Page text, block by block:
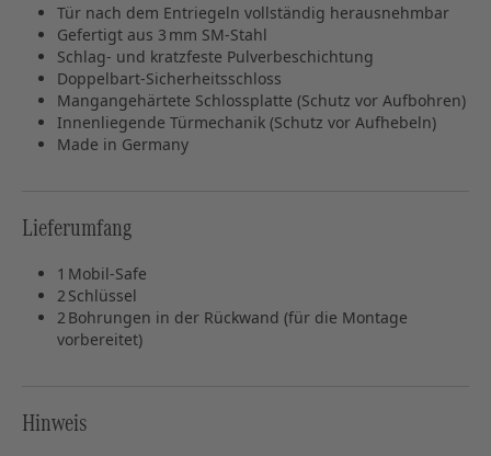
Tür nach dem Entriegeln vollständig herausnehmbar
Gefertigt aus 3 mm SM‑Stahl
Schlag- und kratzfeste Pulverbeschichtung
Doppelbart‑Sicherheitsschloss
Mangangehärtete Schlossplatte (Schutz vor Aufbohren)
Innenliegende Türmechanik (Schutz vor Aufhebeln)
Made in Germany
Lieferumfang
1 Mobil‑Safe
2 Schlüssel
2 Bohrungen in der Rückwand (für die Montage
vorbereitet)
Hinweis